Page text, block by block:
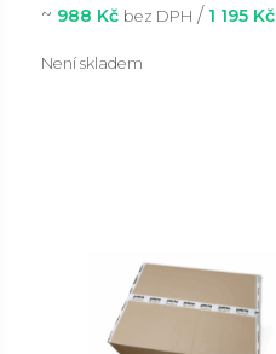
~ 988 Kč bez DPH / 1 195 Kč
Není skladem